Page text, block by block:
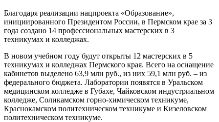
Благодаря реализации нацпроекта «Образование»,
инициированного Президентом России, в Пермском крае за 3
года создано 14 профессиональных мастерских в 3
техникумах и колледжах.
В новом учебном году будут открыты 12 мастерских в 5
техникумах и колледжах Пермского края. Всего на оснащение
кабинетов выделено 63,9 млн руб., из них 59,1 млн руб. – из
федерального бюджета. Лаборатории появятся в Уральском
медицинском колледже в Губахе, Чайковском индустриальном
колледже, Соликамском горно-химическом техникуме,
Краснокамском политехническом техникуме и Кизеловском
политехническом техникуме.